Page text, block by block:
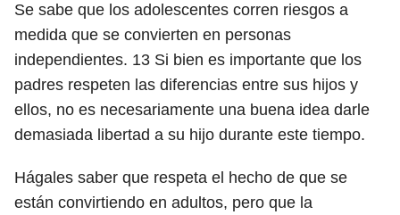
Se sabe que los adolescentes corren riesgos a
medida que se convierten en personas
independientes. 13 Si bien es importante que los
padres respeten las diferencias entre sus hijos y
ellos, no es necesariamente una buena idea darle
demasiada libertad a su hijo durante este tiempo.
Hágales saber que respeta el hecho de que se
están convirtiendo en adultos, pero que la